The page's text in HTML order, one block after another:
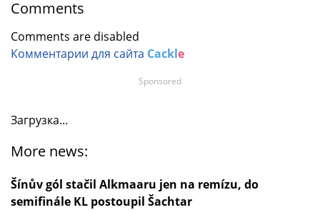
Comments
Comments are disabled
Комментарии для сайта Cackle
Загрузка...
More news:
Šínův gól stačil Alkmaaru jen na remízu, do
semifinále KL postoupil Šachtar
Sponsored